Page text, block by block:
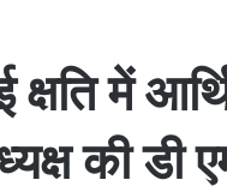
क्षति में
की डी